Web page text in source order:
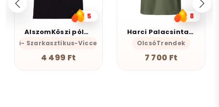
5
AlszomKöszi póló - Nem vagyok bunkó - Válogatok
Szarkasztikus-Vicces-Önazonos
4 499 Ft
8
Harci Palacsinta - Grafikus Unisex Póló
OlcsóTrendek
7 700 Ft